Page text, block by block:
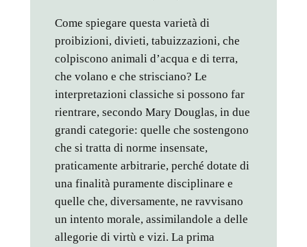
Come spiegare questa varietà di
proibizioni, divieti, tabuizzazioni, che
colpiscono animali d’acqua e di terra,
che volano e che strisciano? Le
interpretazioni classiche si possono far
rientrare, secondo Mary Douglas, in due
grandi categorie: quelle che sostengono
che si tratta di norme insensate,
praticamente arbitrarie, perché dotate di
una finalità puramente disciplinare e
quelle che, diversamente, ne ravvisano
un intento morale, assimilandole a delle
allegorie di virtù e vizi. La prima